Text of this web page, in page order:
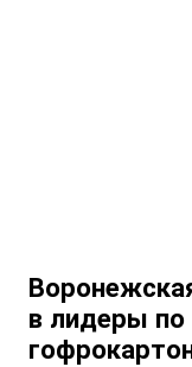
в лидеры по